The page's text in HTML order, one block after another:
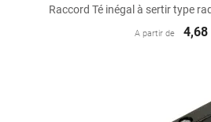
Raccord Té inégal à sertir type
A partir de 4,68